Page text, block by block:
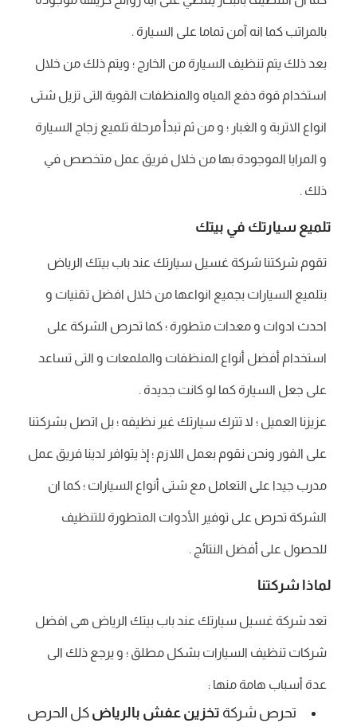
بالمراتب كما انه آمن تماما على السيارة .
بعد ذلك يتم تنظيف السيارة من الخارج ؛ ويتم ذلك من خلال
استخدام قوة دفع المياه والمنظفات القوية التى تزيل شتى
انواع الاتربة و الغبار ؛ و من ثم تبدأ مرحلة تلميع زجاج السيارة
و المرايا الموجودة بها من خلال فريق عمل متخصص في
ذلك .
تلميع سيارتك في بيتك
تقوم شركتنا شركة غسيل سيارتك عند باب بيتك الرياض
بتلميع السيارات بجميع انواعها من خلال افضل تقنيات و
احدث ادوات و معدات متطورة ؛ كما تحرص الشركة على
استخدام أفضل أنواع المنظفات والملمعات و التى تساعد
على جعل السيارة كما لو كانت جديدة .
عزيزنا العميل ؛ لا تترك سيارتك غير نظيفه ؛ بل اتصل بشركتنا
على الفور ونحن نقوم بعمل اللازم ؛ إذ يتوافر لدينا فريق عمل
مدرب جيدا على التعامل مع شتى أنواع السيارات ؛ كما ان
الشركة تحرص على توفير الأدوات المتطورة للتنظيف
للحصول على أفضل النتائج .
لماذا شركتنا
تعد شركة غسيل سيارتك عند باب بيتك الرياض هى افضل
شركات تنظيف السيارات بشكل مطلق ؛ و يرجع ذلك الى
عدة أسباب هامة منها :
تحرص شركة تخزين عفش بالرياض كل الحرص